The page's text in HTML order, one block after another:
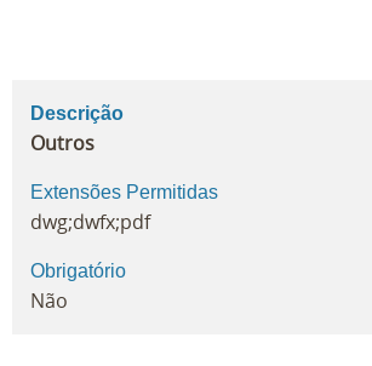
Descrição
Outros
Extensões Permitidas
dwg;dwfx;pdf
Obrigatório
Não